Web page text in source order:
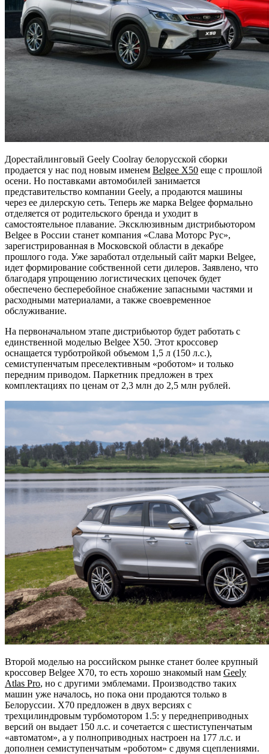
Дорестайлинговый Geely Coolray белорусской сборки
продается у нас под новым именем Belgee X50 еще с прошлой
осени. Но поставками автомобилей занимается
представительство компании Geely, а продаются машины
через ее дилерскую сеть. Теперь же марка Belgee формально
отделяется от родительского бренда и уходит в
самостоятельное плавание. Эксклюзивным дистрибьютором
Belgee в России станет компания «Слава Моторс Рус»,
зарегистрированная в Московской области в декабре
прошлого года. Уже заработал отдельный сайт марки Belgee,
идет формирование собственной сети дилеров. Заявлено, что
благодаря упрощению логистических цепочек будет
обеспечено бесперебойное снабжение запасными частями и
расходными материалами, а также своевременное
обслуживание.
На первоначальном этапе дистрибьютор будет работать с
единственной моделью Belgee X50. Этот кроссовер
оснащается турботройкой объемом 1,5 л (150 л.с.),
семиступенчатым преселективным «роботом» и только
передним приводом. Паркетник предложен в трех
комплектациях по ценам от 2,3 млн до 2,5 млн рублей.
Второй моделью на российском рынке станет более крупный
кроссовер Belgee X70, то есть хорошо знакомый нам Geely
Atlas Pro, но с другими эмблемами. Производство таких
машин уже началось, но пока они продаются только в
Белоруссии. X70 предложен в двух версиях с
трехцилиндровым турбомотором 1.5: у переднеприводных
версий он выдает 150 л.с. и сочетается с шестиступенчатым
«автоматом», а у полноприводных настроен на 177 л.с. и
дополнен семиступенчатым «роботом» с двумя сцеплениями.